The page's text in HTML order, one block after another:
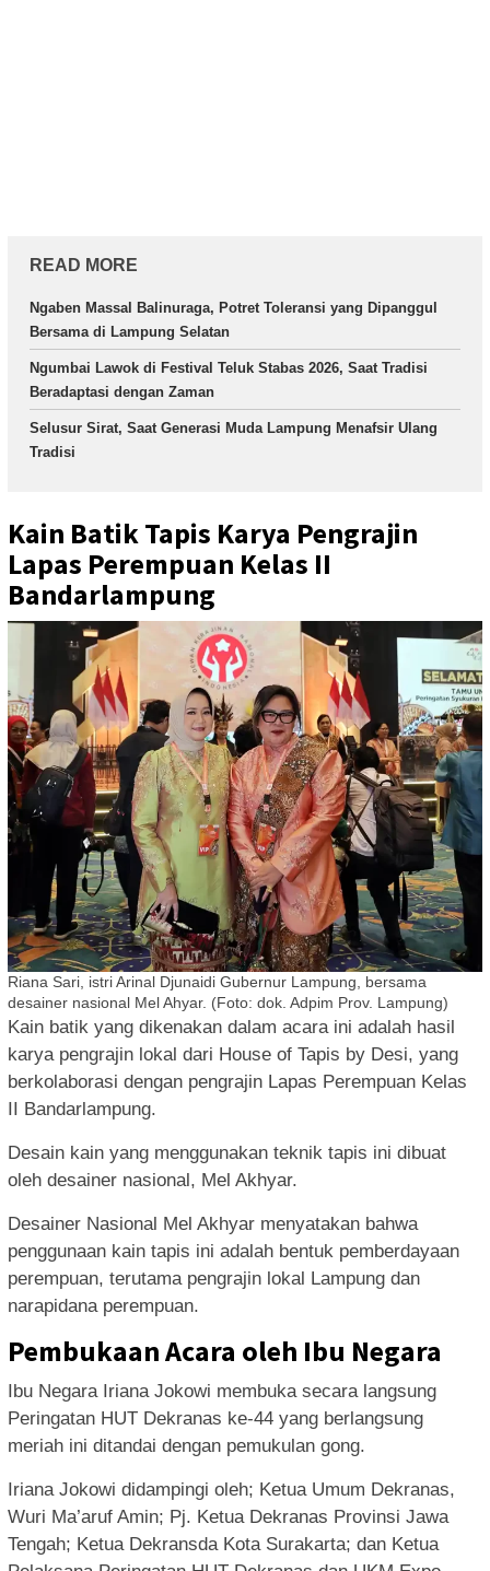
READ MORE
Ngaben Massal Balinuraga, Potret Toleransi yang Dipanggul
Bersama di Lampung Selatan
Ngumbai Lawok di Festival Teluk Stabas 2026, Saat Tradisi
Beradaptasi dengan Zaman
Selusur Sirat, Saat Generasi Muda Lampung Menafsir Ulang
Tradisi
Kain Batik Tapis Karya Pengrajin
Lapas Perempuan Kelas II
Bandarlampung
Riana Sari, istri Arinal Djunaidi Gubernur Lampung, bersama
desainer nasional Mel Ahyar. (Foto: dok. Adpim Prov. Lampung)
Kain batik yang dikenakan dalam acara ini adalah hasil
karya pengrajin lokal dari House of Tapis by Desi, yang
berkolaborasi dengan pengrajin Lapas Perempuan Kelas
II Bandarlampung.
Desain kain yang menggunakan teknik tapis ini dibuat
oleh desainer nasional, Mel Akhyar.
Desainer Nasional Mel Akhyar menyatakan bahwa
penggunaan kain tapis ini adalah bentuk pemberdayaan
perempuan, terutama pengrajin lokal Lampung dan
narapidana perempuan.
Pembukaan Acara oleh Ibu Negara
Ibu Negara Iriana Jokowi membuka secara langsung
Peringatan HUT Dekranas ke-44 yang berlangsung
meriah ini ditandai dengan pemukulan gong.
Iriana Jokowi didampingi oleh; Ketua Umum Dekranas,
Wuri Ma’aruf Amin; Pj. Ketua Dekranas Provinsi Jawa
Tengah; Ketua Dekransda Kota Surakarta; dan Ketua